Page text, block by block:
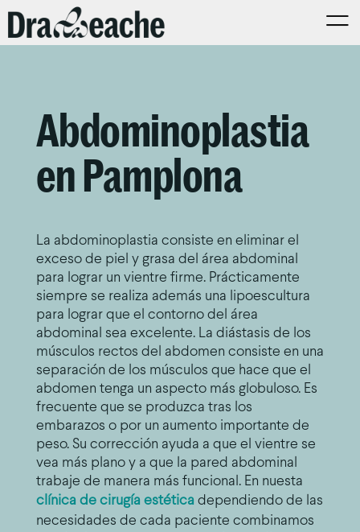
Abdominoplastia
en Pamplona
La abdominoplastia consiste en eliminar el
exceso de piel y grasa del área abdominal
para lograr un vientre firme. Prácticamente
siempre se realiza además una lipoescultura
para lograr que el contorno del área
abdominal sea excelente. La diástasis de los
músculos rectos del abdomen consiste en una
separación de los músculos que hace que el
abdomen tenga un aspecto más globuloso. Es
frecuente que se produzca tras los
embarazos o por un aumento importante de
peso. Su corrección ayuda a que el vientre se
vea más plano y a que la pared abdominal
trabaje de manera más funcional. En nuesta
clínica de cirugía estéticadependiendo de las
necesidades de cada paciente combinamos